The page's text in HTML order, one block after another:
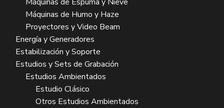
Máquinas de Humo y Haze
Proyectores y Video Beam
Energía y Generadores
Estabilización y Soporte
Estudios y Sets de Grabación
Estudios Ambientados
Estudio Clásico
Otros Estudios Ambientados